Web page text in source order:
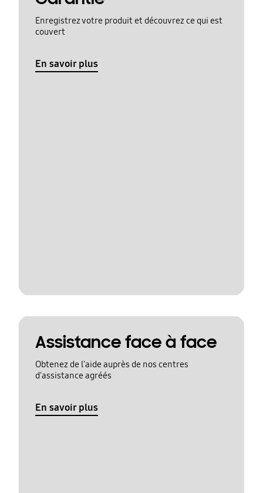
Enregistrez votre produit et découvrez ce qui est
couvert
En savoir plus
Assistance face à face
Obtenez de l'aide auprès de nos centres
d'assistance agréés
En savoir plus